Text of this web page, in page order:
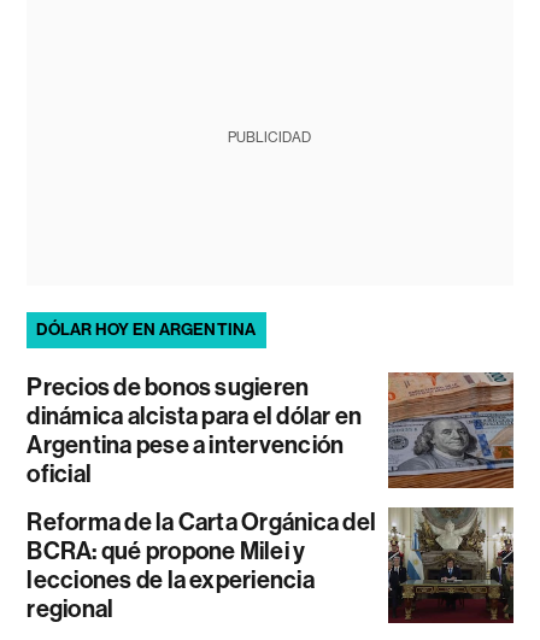
PUBLICIDAD
DÓLAR HOY EN ARGENTINA
Precios de bonos sugieren
dinámica alcista para el dólar en
Argentina pese a intervención
oficial
Reforma de la Carta Orgánica del
BCRA: qué propone Milei y
lecciones de la experiencia
regional